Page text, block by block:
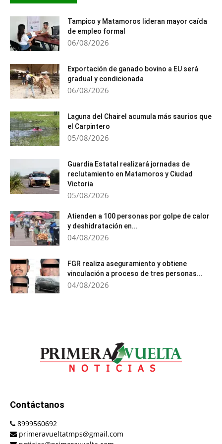
Tampico y Matamoros lideran mayor caída
de empleo formal
06/08/2026
Exportación de ganado bovino a EU será
gradual y condicionada
06/08/2026
Laguna del Chairel acumula más saurios que
el Carpintero
05/08/2026
Guardia Estatal realizará jornadas de
reclutamiento en Matamoros y Ciudad
Victoria
05/08/2026
Atienden a 100 personas por golpe de calor
y deshidratación en...
04/08/2026
FGR realiza aseguramiento y obtiene
vinculación a proceso de tres personas...
04/08/2026
Contáctanos
8999560692
primeravueltatmps@gmail.com